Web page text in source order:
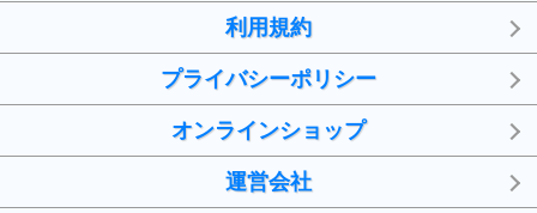
利用規約
プライバシーポリシー
オンラインショップ
運営会社